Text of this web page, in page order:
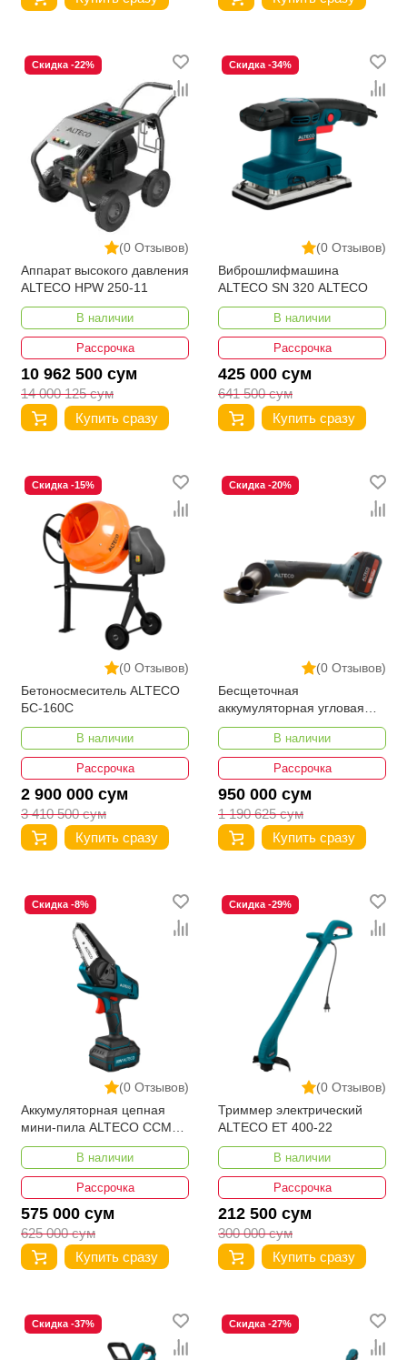
(0 Отзывов)
Скидка -22%
Аппарат высокого давления
ALTECO HPW 250-11
В наличии
Рассрочка
10 962 500 сум
14 000 125 сум
Купить сразу
(0 Отзывов)
Скидка -34%
Виброшлифмашина
ALTECO SN 320 ALTECO
В наличии
Рассрочка
425 000 сум
641 500 сум
Купить сразу
(0 Отзывов)
Скидка -15%
Бетоносмеситель ALTECO
БС-160С
В наличии
Рассрочка
2 900 000 сум
3 410 500 сум
Купить сразу
(0 Отзывов)
Скидка -20%
Бесщеточная
аккумуляторная угловая
шлифмашина ALTECO
CAGB 20125 Li BL
В наличии
Рассрочка
950 000 сум
1 190 625 сум
Купить сразу
(0 Отзывов)
Скидка -8%
Аккумуляторная цепная
мини-пила ALTECO CCMS
20-10 LI
В наличии
Рассрочка
575 000 сум
625 000 сум
Купить сразу
(0 Отзывов)
Скидка -29%
Триммер электрический
ALTECO ЕT 400-22
В наличии
Рассрочка
212 500 сум
300 000 сум
Купить сразу
Скидка -37% Скидка -27%